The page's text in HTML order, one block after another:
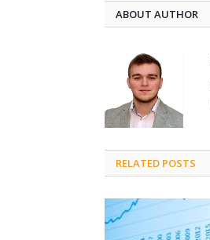
ABOUT AUTHOR
RELATED POSTS